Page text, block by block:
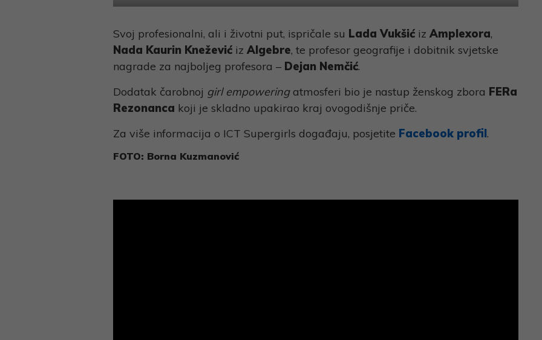
Svoj profesionalni, ali i životni put, ispričale su Lada Vukšićiz Amplexora,
Nada Kaurin Kneževićiz Algebre, te profesor geografije i dobitnik svjetske
nagrade za najboljeg profesora – Dejan Nemčić.
Dodatak čarobnoj girl empoweringatmosferi bio je nastup ženskog zbora FERa
Rezonanca koji je skladno upakirao kraj ovogodišnje priče.
Za više informacija o ICT Supergirls događaju, posjetite Facebook profil.
FOTO: Borna Kuzmanović